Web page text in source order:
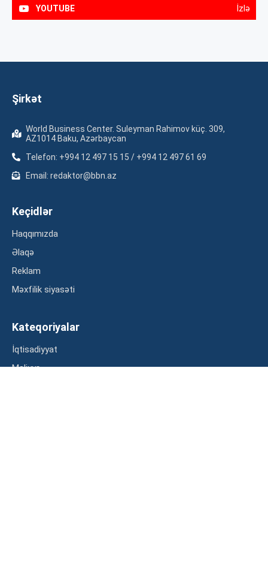
YOUTUBE İzlə
Şirkət
World Business Center. Suleyman Rahimov küç. 309,
AZ1014 Baku, Azərbaycan
Telefon: +994 12 497 15 15 / +994 12 497 61 69
Email: redaktor@bbn.az
Keçidlər
Haqqımızda
Əlaqə
Reklam
Məxfilik siyasəti
Kateqoriyalar
İqtisadiyyat
Maliyyə